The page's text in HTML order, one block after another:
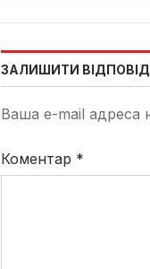
ЗАЛИШИТИ
Ваша e-mail адреса
Коментар *